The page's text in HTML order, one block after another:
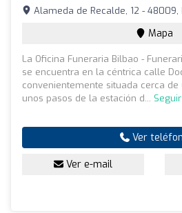
Alameda de Recalde, 12 - 48009,
Mapa
La Oficina Funeraria Bilbao -
se encuentra en la céntrica calle
convenientemente situada cerca
unos pasos de la estación d...
Ver
Ver e-mail